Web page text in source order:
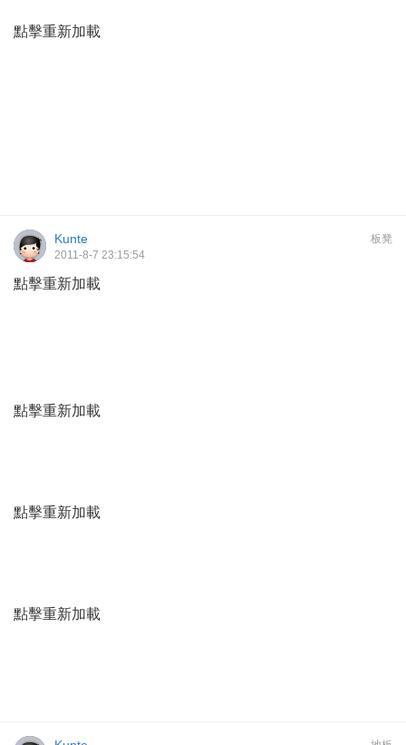
點擊重新加載
板凳
Kunte
2011-8-7 23:15:54
點擊重新加載
點擊重新加載
點擊重新加載
點擊重新加載